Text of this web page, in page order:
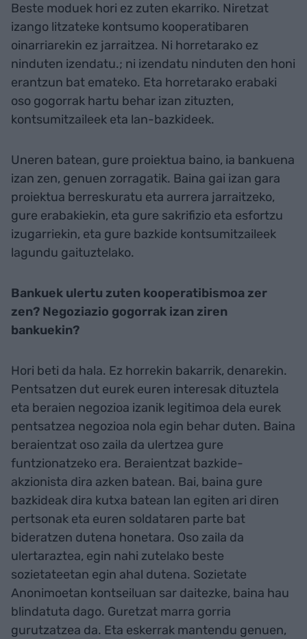
Beste moduek hori ez zuten ekarriko. Niretzat
izango litzateke kontsumo kooperatibaren
oinarriarekin ez jarraitzea. Ni horretarako ez
ninduten izendatu.; ni izendatu ninduten den honi
erantzun bat emateko. Eta horretarako erabaki
oso gogorrak hartu behar izan zituzten,
kontsumitzaileek eta lan-bazkideek.
Uneren batean, gure proiektua baino, ia bankuena
izan zen, genuen zorragatik. Baina gai izan gara
proiektua berreskuratu eta aurrera jarraitzeko,
gure erabakiekin, eta gure sakrifizio eta esfortzu
izugarriekin, eta gure bazkide kontsumitzaileek
lagundu gaituztelako.
Bankuek ulertu zuten kooperatibismoa zer
zen? Negoziazio gogorrak izan ziren
bankuekin?
Hori beti da hala. Ez horrekin bakarrik, denarekin.
Pentsatzen dut eurek euren interesak dituztela
eta beraien negozioa izanik legitimoa dela eurek
pentsatzea negozioa nola egin behar duten. Baina
beraientzat oso zaila da ulertzea gure
funtzionatzeko era. Beraientzat bazkide-
akzionista dira azken batean. Bai, baina gure
bazkideak dira kutxa batean lan egiten ari diren
pertsonak eta euren soldataren parte bat
bideratzen dutena honetara. Oso zaila da
ulertaraztea, egin nahi zutelako beste
sozietateetan egin ahal dutena. Sozietate
Anonimoetan kontseiluan sar daitezke, baina hau
blindatuta dago. Guretzat marra gorria
gurutzatzea da. Eta eskerrak mantendu genuen,